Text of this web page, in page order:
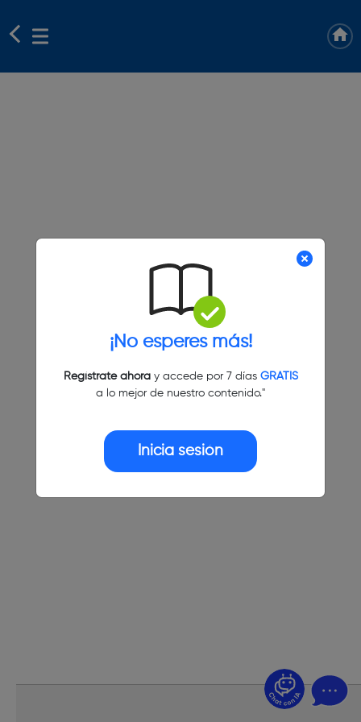
¡No esperes más!
Regístrate ahoray accede por 7 días GRATIS
a lo mejor de nuestro contenido."
Inicia sesión